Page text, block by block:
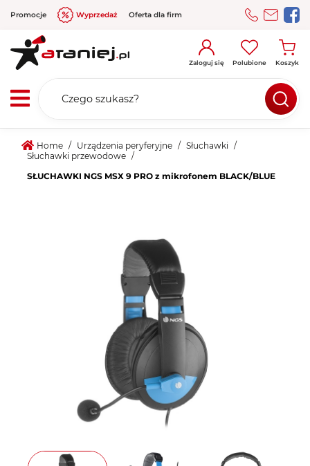
Promocje Wyprzedaż Oferta dla firm
Zaloguj się Polubione Koszyk
Home / Urządzenia peryferyjne
Słuchawki
Słuchawki przewodowe
SŁUCHAWKI NGS MSX 9 PRO z mikrofonem BLACK/BLUE